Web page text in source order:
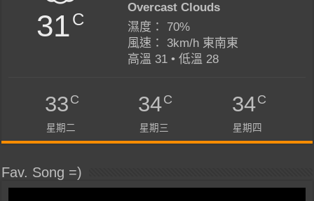
31C
Overcast Clouds
濕度： 70%
風速： 3km/h 東南東
高溫 31 • 低溫 28
33C
星期二
34C
星期三
34C
星期四
Fav. Song =)